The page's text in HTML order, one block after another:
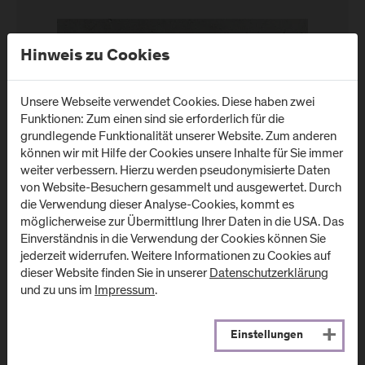
Unsere Kollegin freut sich darauf, von Ihnen zu
Hinweis zu Cookies
Unsere Webseite verwendet Cookies. Diese haben zwei
Funktionen: Zum einen sind sie erforderlich für die
grundlegende Funktionalität unserer Website. Zum anderen
können wir mit Hilfe der Cookies unsere Inhalte für Sie immer
weiter verbessern. Hierzu werden pseudonymisierte Daten
von Website-Besuchern gesammelt und ausgewertet. Durch
die Verwendung dieser Analyse-Cookies, kommt es
möglicherweise zur Übermittlung Ihrer Daten in die USA. Das
Einverständnis in die Verwendung der Cookies können Sie
jederzeit widerrufen. Weitere Informationen zu Cookies auf
dieser Website finden Sie in unsererDatenschutzerklärung
und zu uns im Impressum.
Einstellungen